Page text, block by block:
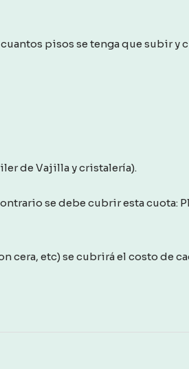
pisos se tenga que subir y
de Vajilla y cristalería).
se debe cubrir esta cuota:
cera, etc) se cubrirá el costo de